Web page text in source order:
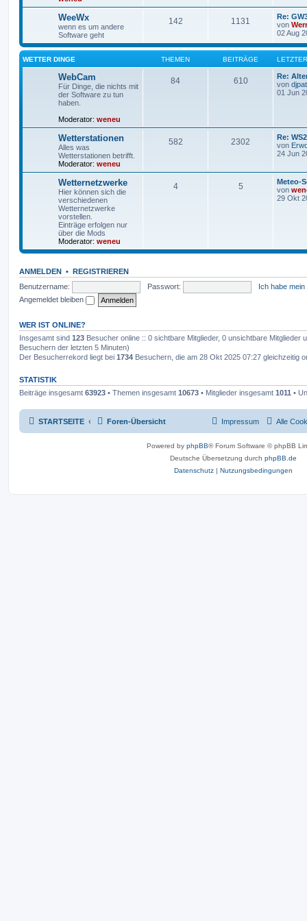
WeeWx
wenn es um andere
Software geht
142 1131
Re:
von
02 Aug
WETTER DINGE THEMEN BEITRÄGE
WebCam
Für Dinge, die nichts mit
der Software zu tun
haben.
Moderator: weneu
84 610
Re:
von
01 Jun
Wetterstationen
Alles was
Wetterstationen betrifft.
Moderator: weneu
582 2302
Re:
von
24 Jun
Wetternetzwerke
Hier können sich die
verschiedenen
Wetternetzwerke
vorstellen.
Einträge erfolgen nur
über die Mods
Moderator: weneu
4 5
Meteo-
von
29 Okt
ANMELDEN • REGISTRIEREN
Benutzername:
Passwort:
Ich habe
Angemeldet bleiben
WER IST ONLINE?
Insgesamt sind 123 Besucher online :: 0 sichtbare Mitglieder, 0 unsichtbare Mitglieder
Besuchern der letzten 5 Minuten)
Der Besucherrekord liegt bei 1734 Besuchern, die am 28 Okt 2025 07:27 gleichzeitig
STATISTIK
Beiträge insgesamt 63923 • Themen insgesamt 10673 • Mitglieder insgesamt 1011 •
STARTSEITE Foren-Übersicht Alle
Impressum
Powered by phpBB® Forum Software © phpBB
Deutsche Übersetzung durch phpBB.de
Datenschutz | Nutzungsbedingungen